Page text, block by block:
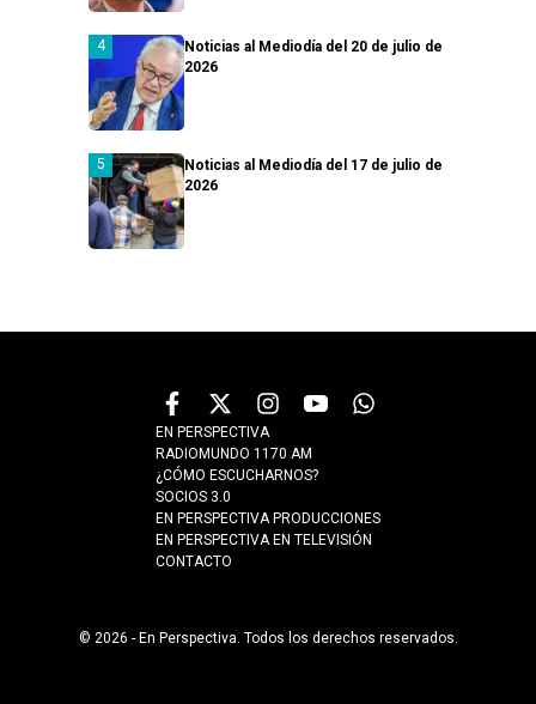
Noticias al Mediodía del 20 de julio de
2026
Noticias al Mediodía del 17 de julio de
2026
EN PERSPECTIVA
RADIOMUNDO 1170 AM
¿CÓMO ESCUCHARNOS?
SOCIOS 3.0
EN PERSPECTIVA PRODUCCIONES
EN PERSPECTIVA EN TELEVISIÓN
CONTACTO
© 2026 - En Perspectiva. Todos los derechos reservados.